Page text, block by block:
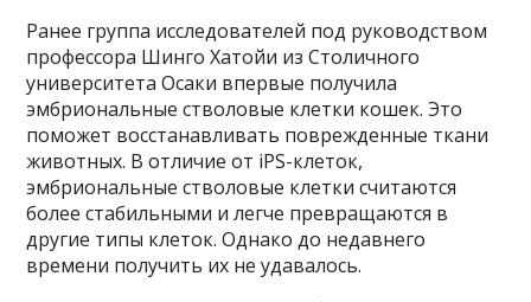
Ранее группа исследователей под руководством
профессора Шинго Хатойи из Столичного
университета Осаки впервые получила
эмбриональные стволовые клетки кошек. Это
поможет восстанавливать поврежденные ткани
животных. В отличие от iPS-клеток,
эмбриональные стволовые клетки считаются
более стабильными и легче превращаются в
другие типы клеток. Однако до недавнего
времени получить их не удавалось.